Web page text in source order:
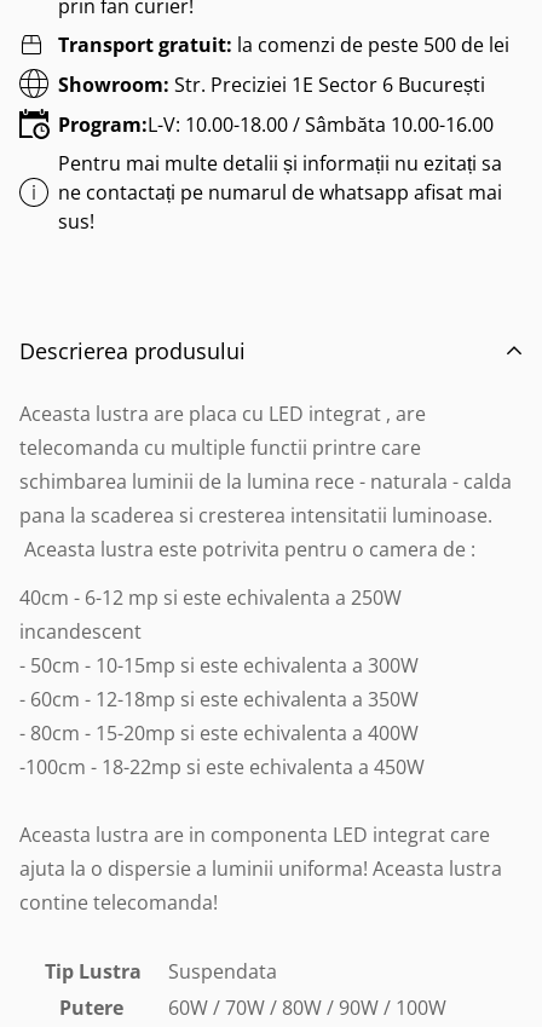
prin fan curier!
Transport gratuit: la comenzi de peste 500 de lei
Showroom: Str. Preciziei 1E Sector 6 București
Program:L-V: 10.00-18.00 / Sâmbăta 10.00-16.00
Pentru mai multe detalii și informații nu ezitați sa
ne contactați pe numarul de whatsapp afisat mai
sus!
Descrierea produsului
Aceasta lustra are placa cu LED integrat , are
telecomanda cu multiple functii printre care
schimbarea luminii de la lumina rece - naturala - calda
pana la scaderea si cresterea intensitatii luminoase.
Aceasta lustra este potrivita pentru o camera de :
40cm - 6-12 mp si este echivalenta a 250W
incandescent
- 50cm - 10-15mp si este echivalenta a 300W
- 60cm - 12-18mp si este echivalenta a 350W
- 80cm - 15-20mp si este echivalenta a 400W
-100cm - 18-22mp si este echivalenta a 450W
Aceasta lustra are in componenta LED integrat care
ajuta la o dispersie a luminii uniforma! Aceasta lustra
contine telecomanda!
Tip Lustra
Suspendata
Putere
60W / 70W / 80W / 90W / 100W